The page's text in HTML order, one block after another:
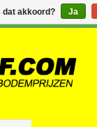
€0,00
dat akkoord? Ja